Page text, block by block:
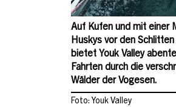
Auf Kufen und mit einer
Huskys vor den
bietet Youk Valley
Fahrten durch die
Wälder der Vogesen.
Foto: Youk Valley